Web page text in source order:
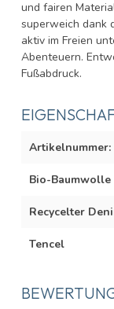
und fairen
superweich dank
aktiv im Freien
Abenteuern.
Fußabdruck.
Artikelnummer:
Bio-Baumwolle
Recycelter
Tencel